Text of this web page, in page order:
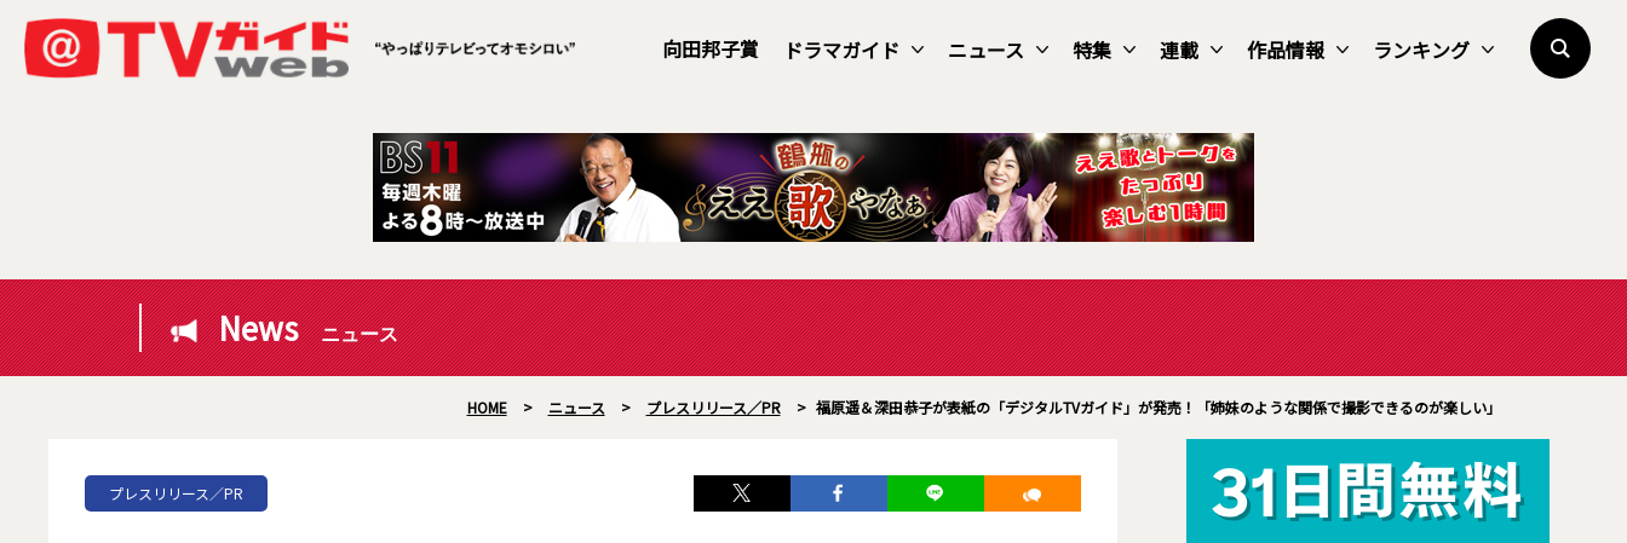
向田邦子賞 ドラマガイド ニュース 特集 連載 作品情報 ランキング
News ニュース
HOME > ニュース > プレスリリース／PR > 福原遥＆深田恭子が表紙の「デジタルTVガイド」が発売！「姉妹のような関係で撮影できるのが楽しい」
プレスリリース／PR